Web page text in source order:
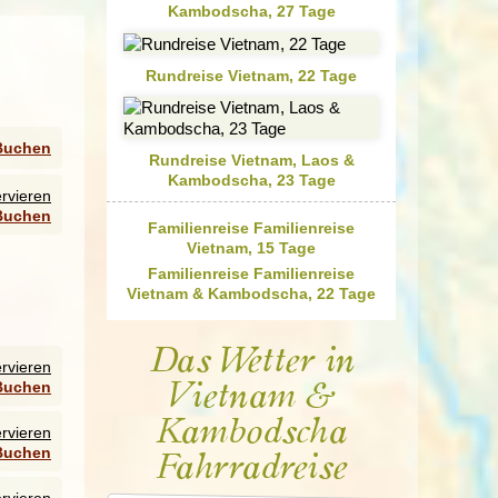
,
Kambodscha, 27 Tage
Rundreise Vietnam, 22 Tage
Rundreise Vietnam, Laos &
Kambodscha, 23 Tage
Familienreise Familienreise
Vietnam, 15 Tage
Familienreise Familienreise
Vietnam & Kambodscha, 22 Tage
Das Wetter in
Vietnam &
Kambodscha
Fahrradreise